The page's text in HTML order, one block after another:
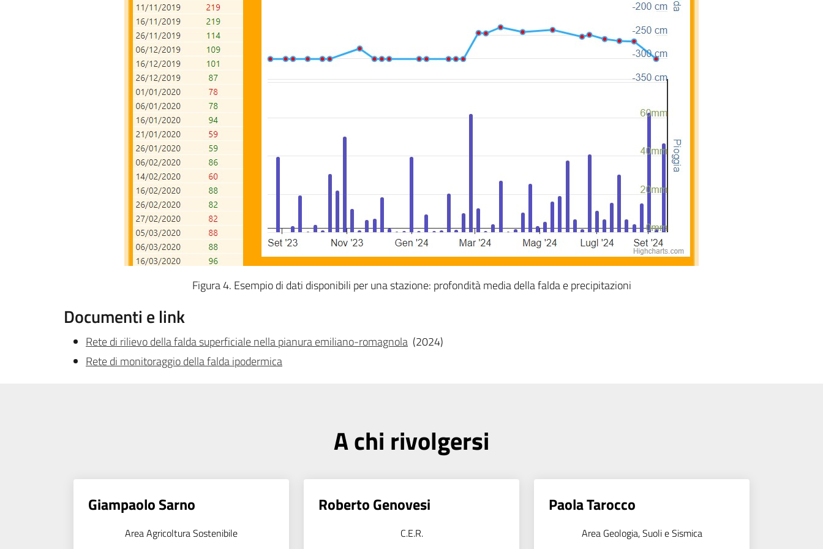
Figura 4. Esempio di dati disponibili per una stazione: profondità media della falda e precipitazioni
Documenti e link
Rete di rilievo della falda superficiale nella pianura emiliano-romagnola (2024)
Rete di monitoraggio della falda ipodermica
A chi rivolgersi
Giampaolo Sarno
Area Agricoltura Sostenibile
Roberto Genovesi
C.E.R.
Paola Tarocco
Area Geologia, Suoli e Sismica